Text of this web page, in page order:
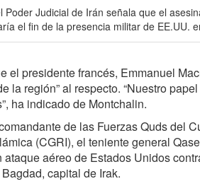
Poder Judicial de Irán señala que el
el fin de la presencia militar de EE.UU.
el presidente francés, Emmanuel
la región” al respecto. “Nuestro
ha indicado de Montchalin.
de las Fuerzas Quds del
(CGRI), el teniente general
aéreo de Estados Unidos
capital de Irak.